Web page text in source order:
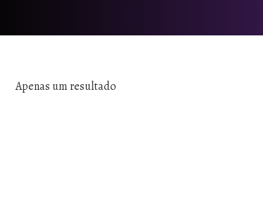
Apenas um resultado